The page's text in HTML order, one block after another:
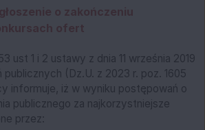
ust 1 i 2 ustawy z dnia 11 września 2019
publicznych (Dz.U. z 2023 r. poz. 1605
informuje, iż w wyniku postępowań o
publicznego za najkorzystniejsze
przez: